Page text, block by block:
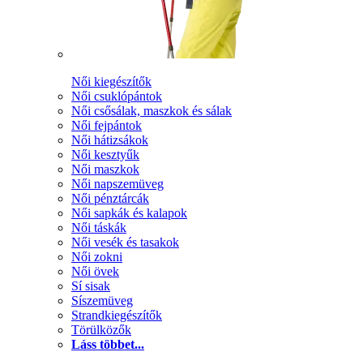
Női kiegészítők
Női csuklópántok
Női csősálak, maszkok és sálak
Női fejpántok
Női hátizsákok
Női kesztyűk
Női maszkok
Női napszemüveg
Női pénztárcák
Női sapkák és kalapok
Női táskák
Női vesék és tasakok
Női zokni
Női övek
Sí sisak
Síszemüveg
Strandkiegészítők
Törülközők
Láss többet...